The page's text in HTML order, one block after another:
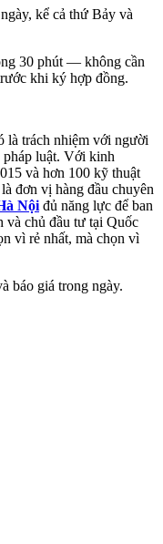
kể cả thứ Bảy và
30 phút — không cần
khi ký hợp đồng.
trách nhiệm với người
luật. Với kinh
và hơn 100 kỹ thuật
là đơn vị hàng đầu chuyên
Nội đủ năng lực để ban
và chủ đầu tư tại Quốc
vì rẻ nhất, mà chọn vì
báo giá trong ngày.